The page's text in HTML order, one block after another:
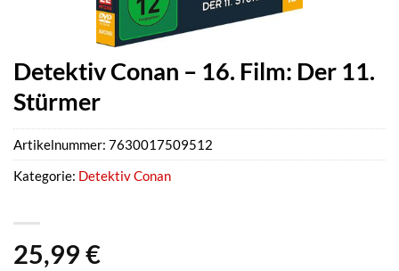
Detektiv Conan – 16. Film: Der 11.
Stürmer
25,99 €
Artikelnummer: 7630017509512
Kategorie: Detektiv Conan